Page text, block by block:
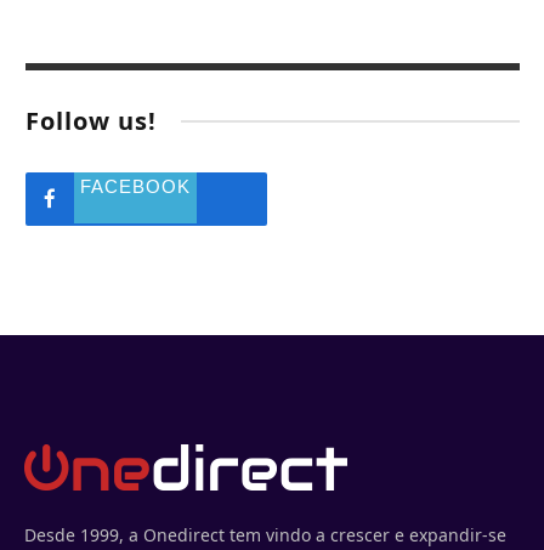
Follow us!
FACEBOOK
Desde 1999, a Onedirect tem vindo a crescer e expandir-se